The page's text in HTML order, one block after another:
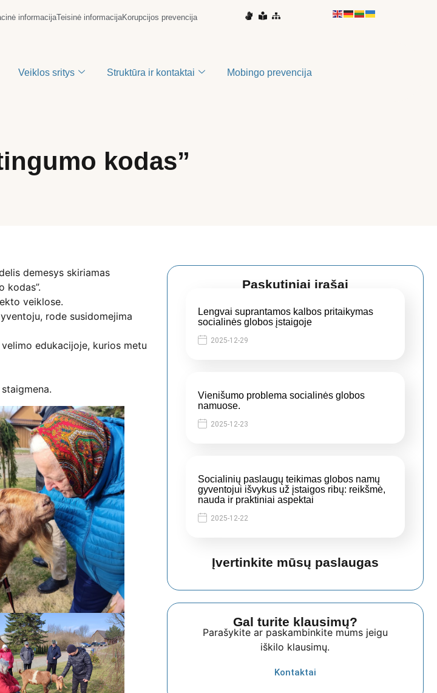
informacijaTeisinė informacijaKorupcijos prevencija
Veiklos sritys Struktūra ir kontaktai Mobingo prevencija
kodas”
Paskutiniai įrašai
Lengvai suprantamos kalbos pritaikymas
socialinės globos įstaigoje
2025-12-29
Vienišumo problema socialinės globos
namuose.
2025-12-23
Socialinių paslaugų teikimas globos namų
gyventojui išvykus už įstaigos ribų: reikšmė,
nauda ir praktiniai aspektai
2025-12-22
Įvertinkite mūsų paslaugas
Gal turite klausimų?
Parašykite ar paskambinkite mums jeigu
iškilo klausimų.
Kontaktai
demesys skiriamas
kodas”.
veiklose.
rode susidomejima
edukacijoje, kurios metu